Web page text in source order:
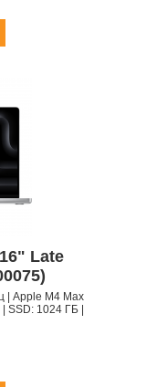
Late
| Apple M4 Max
SSD: 1024 ГБ |